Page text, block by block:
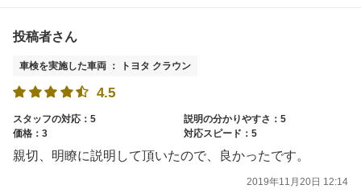
投稿者さん
車検を実施した車両 ： トヨタ クラウン
4.5
スタッフの対応：5
説明の分かりやすさ：5
価格：3
対応スピード：5
親切、明瞭に説明して頂いたので、良かったです。
2019年11月20日 12:14